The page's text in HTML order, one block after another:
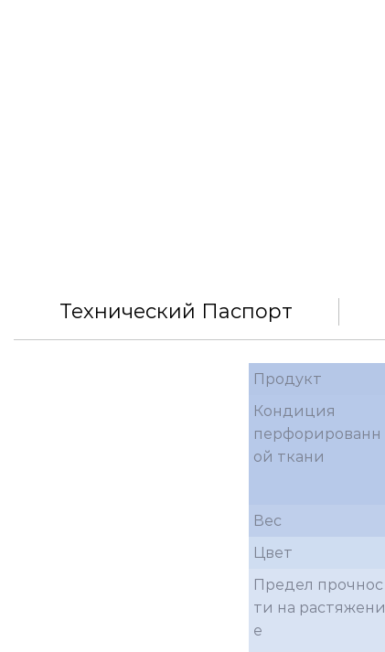
Технический Паспорт
Продукт
Кондиция
перфорированн
ой ткани
Вес
Цвет
Предел прочнос
ти на растяжени
е